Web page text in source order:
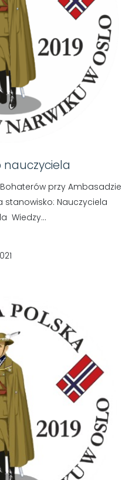
nauczyciela
Bohaterów przy Ambasadzie
stanowisko: Nauczyciela
Wiedzy...